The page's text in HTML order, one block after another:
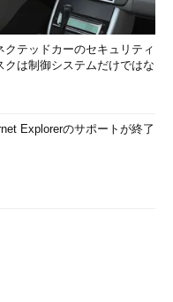
クテッドカーのセキュリティ
クは制御システムだけではな
Explorerのサポートが終了